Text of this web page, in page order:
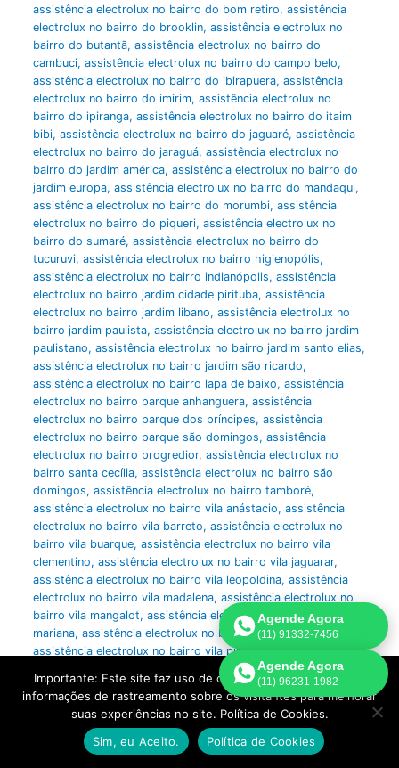
assistência electrolux no bairro do bom retiro, assistência
electrolux no bairro do brooklin, assistência electrolux no
bairro do butantã, assistência electrolux no bairro do
cambuci, assistência electrolux no bairro do campo belo,
assistência electrolux no bairro do ibirapuera, assistência
electrolux no bairro do imirim, assistência electrolux no
bairro do ipiranga, assistência electrolux no bairro do itaim
bibi, assistência electrolux no bairro do jaguaré, assistência
electrolux no bairro do jaraguá, assistência electrolux no
bairro do jardim américa, assistência electrolux no bairro do
jardim europa, assistência electrolux no bairro do mandaqui,
assistência electrolux no bairro do morumbi, assistência
electrolux no bairro do piqueri, assistência electrolux no
bairro do sumaré, assistência electrolux no bairro do
tucuruvi, assistência electrolux no bairro higienopólis,
assistência electrolux no bairro indianópolis, assistência
electrolux no bairro jardim cidade pirituba, assistência
electrolux no bairro jardim libano, assistência electrolux no
bairro jardim paulista, assistência electrolux no bairro jardim
paulistano, assistência electrolux no bairro jardim santo elias,
assistência electrolux no bairro jardim são ricardo,
assistência electrolux no bairro lapa de baixo, assistência
electrolux no bairro parque anhanguera, assistência
electrolux no bairro parque dos príncipes, assistência
electrolux no bairro parque são domingos, assistência
electrolux no bairro progredior, assistência electrolux no
bairro santa cecília, assistência electrolux no bairro são
domingos, assistência electrolux no bairro tamboré,
assistência electrolux no bairro vila anástacio, assistência
electrolux no bairro vila barreto, assistência electrolux no
bairro vila buarque, assistência electrolux no bairro vila
clementino, assistência electrolux no bairro vila jaguarar,
assistência electrolux no bairro vila leopoldina, assistência
electrolux no bairro vila madalena, assistência electrolux no
bairro vila mangalot, assistência electrolux no bairro vila
mariana, assistência electrolux no bairro vila nova conceição
assistência electrolux no bairro vila pirituba
assistência electrolux no
bairro vila santa catarina, assistência electrolux no bairro villa
lobos,assistência electrolux refrigeração,assistência
electrolux refrigerador,assistência electrolux sac, assistência
electrolux são paulo,assistência electrolux secadora
assistência electrolux side by side,assistência electrolux sp
Agende Agora
(11) 91332-7456
Agende Agora
(11) 96231-1982
Importante: Este site faz uso de cookies que podem conter
informações de rastreamento sobre os visitantes para melhorar
suas experiências no site. Política de Cookies.
Sim, eu Aceito.
Política de Cookies